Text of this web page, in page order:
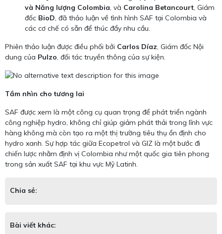
và Năng lượng Colombia, và Carolina Betancourt, Giám
đốc BioD, đã thảo luận về tình hình SAF tại Colombia và
các cơ chế có sẵn để thúc đẩy nhu cầu.
Phiên thảo luận được điều phối bởi Carlos Díaz, Giám đốc Nội
dung của Pulzo, đối tác truyền thông của sự kiện.
Tầm nhìn cho tương lai
SAF được xem là một công cụ quan trọng để phát triển ngành
công nghiệp hydro, không chỉ giúp giảm phát thải trong lĩnh vực
hàng không mà còn tạo ra một thị trường tiêu thụ ổn định cho
hydro xanh. Sự hợp tác giữa Ecopetrol và GIZ là một bước đi
chiến lược nhằm định vị Colombia như một quốc gia tiên phong
trong sản xuất SAF tại khu vực Mỹ Latinh.
Chia sẻ:
Bài viết khác: